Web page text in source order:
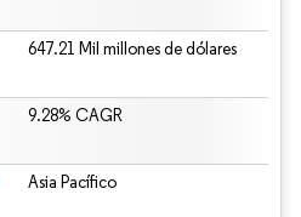
647.21 Mil millones de dólares
9.28% CAGR
Asia Pacífico